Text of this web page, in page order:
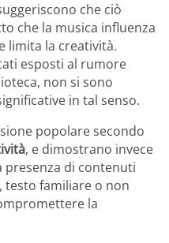
che ciò
che la musica influenza
limita la creatività.
esposti al rumore
non si sono
in tal senso.
popolare secondo
, e dimostrano invece
presenza di contenuti
testo familiare o non
la